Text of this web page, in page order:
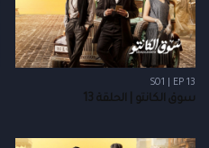
S01 | EP 13
سوق الكانتو | الحلقة 13